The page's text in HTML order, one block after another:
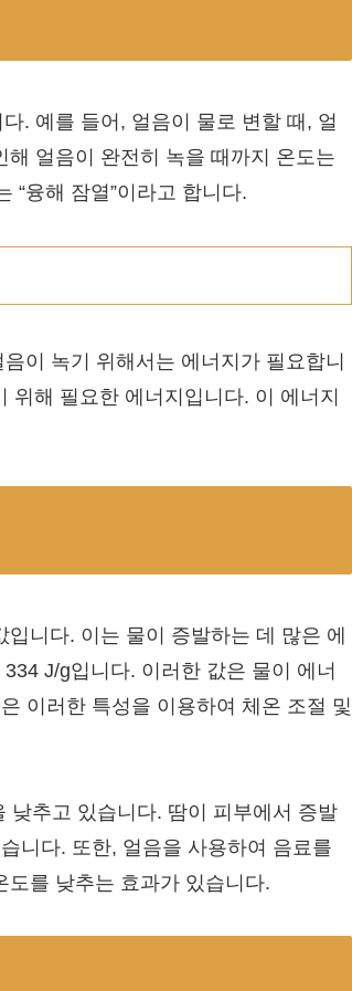
. 예를 들어, 얼음이 물로 변할 때, 얼
얼음이 완전히 녹을 때까지 온도는
“융해 잠열”이라고 합니다.
이 녹기 위해서는 에너지가 필요합니
해 필요한 에너지입니다. 이 에너지
니다. 이는 물이 증발하는 데 많은 에
J/g입니다. 이러한 값은 물이 에너
이러한 특성을 이용하여 체온 조절 및
낮추고 있습니다. 땀이 피부에서 증발
니다. 또한, 얼음을 사용하여 음료를
를 낮추는 효과가 있습니다.